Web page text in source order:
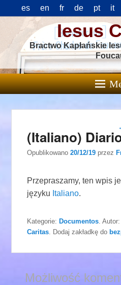
es en fr de pt it
Iesus
Bractwo Kapłańskie
(Italiano)
Opublikowano20/12/19 przez
Przepraszamy, ten wpis
języku Italiano.
Kategorie:Documentos .
Caritas . Dodaj zakładkę do
Możliwość